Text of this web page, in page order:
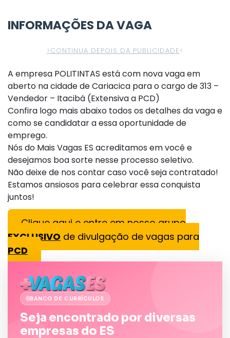
INFORMAÇÕES DA VAGA
>CONTINUA DEPOIS DA PUBLICIDADE<
A empresa POLITINTAS está com nova vaga em
aberto na cidade de Cariacica para o cargo de 313 –
Vendedor – Itacibá (Extensiva a PCD)
Confira logo mais abaixo todos os detalhes da vaga e
como se candidatar a essa oportunidade de
emprego.
Nós do Mais Vagas ES acreditamos em você e
desejamos boa sorte nesse processo seletivo.
Não deixe de nos contar caso você seja contratado!
Estamos ansiosos para celebrar essa conquista
juntos!
Clique aqui e entre em nosso grupo
EXCLUSIVO de divulgação de vagas para
PCD
BANCO DE CURRÍCULOS
Seja encontrado por diversas
empresas do ES